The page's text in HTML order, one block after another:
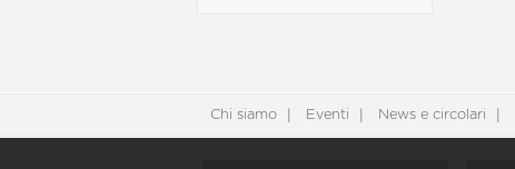
Chi siamo Eventi News e circolari